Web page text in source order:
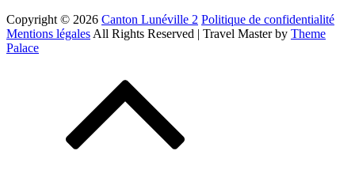
Copyright © 2026 Canton Lunéville 2 Politique de confidentialité
Mentions légales All Rights Reserved | Travel Master by Theme
Palace